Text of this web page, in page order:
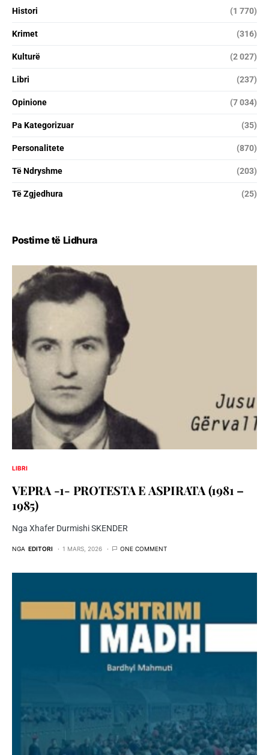
Histori (1 770)
Krimet (316)
Kulturë (2 027)
Libri (237)
Opinione (7 034)
Pa Kategorizuar (35)
Personalitete (870)
Të Ndryshme (203)
Të Zgjedhura (25)
Postime të Lidhura
LIBRI
VEPRA -1- PROTESTA E ASPIRATA (1981 –
1985)
Nga Xhafer Durmishi SKENDER
NGA EDITORI 1 MARS, 2026 ONE COMMENT